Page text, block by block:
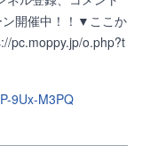
ン開催中！！▼ここか
pc.moppy.jp/o.php?t
9Ux-M3PQ